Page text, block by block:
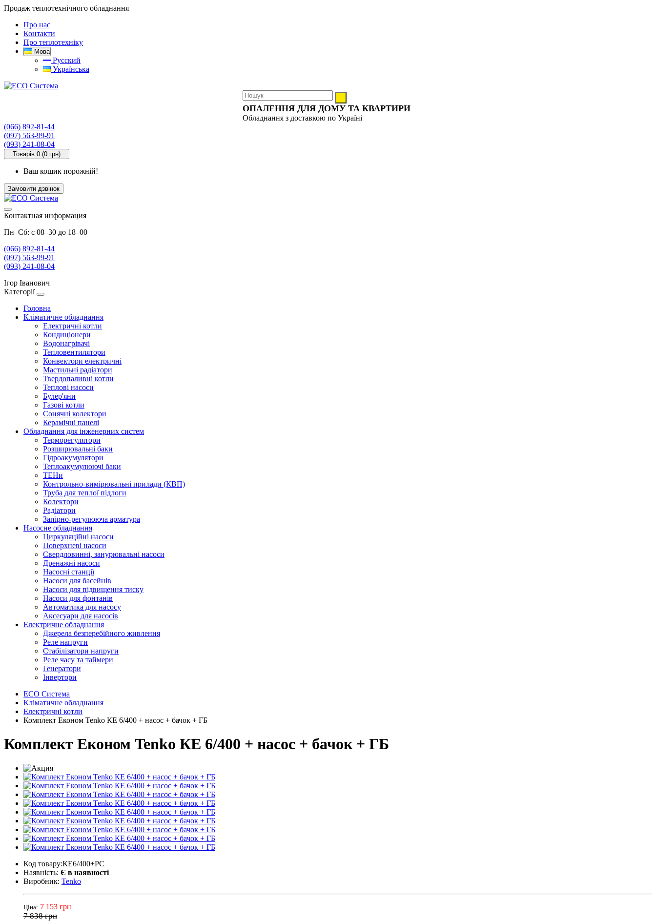
Продаж теплотехнічного обладнання
Про нас
Контакти
Про теплотехніку
Мова
Русский
Українська
ОПАЛЕННЯ ДЛЯ ДОМУ ТА КВАРТИРИ
Обладнання з доставкою по Україні
(066) 892-81-44
(097) 563-99-91
(093) 241-08-04
Товарів 0 (0 грн)
Ваш кошик порожній!
Замовити дзвінок
Контактная информация
Пн–Сб: с 08–30 до 18–00
(066) 892-81-44
(097) 563-99-91
(093) 241-08-04
Ігор Іванович
Категорії
Головна
Кліматичне обладнання
Електричні котли
Кондиціонери
Водонагрівачі
Тепловентилятори
Конвектори електричні
Мастильні радіатори
Твердопаливні котли
Теплові насоси
Булер'яни
Газові котли
Сонячні колектори
Керамічні панелі
Обладнання для інженерних систем
Терморегулятори
Розширювальні баки
Гідроакумулятори
Теплоакумулюючі баки
ТЕНи
Контрольно-вимірювальні прилади (КВП)
Труба для теплої підлоги
Колектори
Радіатори
Запірно-регулююча арматура
Насосне обладнання
Циркуляційні насоси
Поверхневі насоси
Свердловинні, занурювальні насоси
Дренажні насоси
Насосні станції
Насоси для басейнів
Насоси для підвищення тиску
Насоси для фонтанів
Автоматика для насосу
Аксесуари для насосів
Електричне обладнання
Джерела безперебійного живлення
Реле напруги
Стабілізатори напруги
Реле часу та таймери
Генератори
Інвертори
ECO Система
Кліматичне обладнання
Електричні котли
Комплект Економ Tenko КЕ 6/400 + насос + бачок + ГБ
Комплект Економ Tenko КЕ 6/400 + насос + бачок + ГБ
Код товару:КЕ6/400+PC
Наявність: Є в наявності
Виробник: Tenko
Ціна: 7 153 грн
7 838 грн